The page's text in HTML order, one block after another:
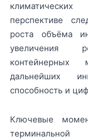
перспективе
роста объёма
увеличения
контейнерных
дальнейших
способность и
Ключевые